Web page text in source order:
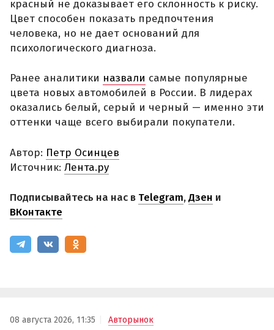
красный не доказывает его склонность к риску.
Цвет способен показать предпочтения
человека, но не дает оснований для
психологического диагноза.
Ранее аналитики назвали самые популярные
цвета новых автомобилей в России. В лидерах
оказались белый, серый и черный — именно эти
оттенки чаще всего выбирали покупатели.
Автор: Петр Осинцев
Источник: Лента.ру
Подписывайтесь на нас в Telegram,Дзен и
ВКонтакте
08 августа 2026, 11:35 Авторынок